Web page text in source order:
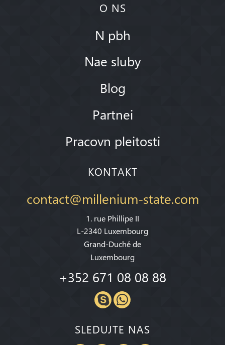
O NS
N pbh
Nae sluby
Blog
Partnei
Pracovn pleitosti
KONTAKT
contact@millenium-state.com
1. rue Phillipe II
L-2340 Luxembourg
Grand-Duché de
Luxembourg
+352 671 08 08 88
SLEDUJTE NAS